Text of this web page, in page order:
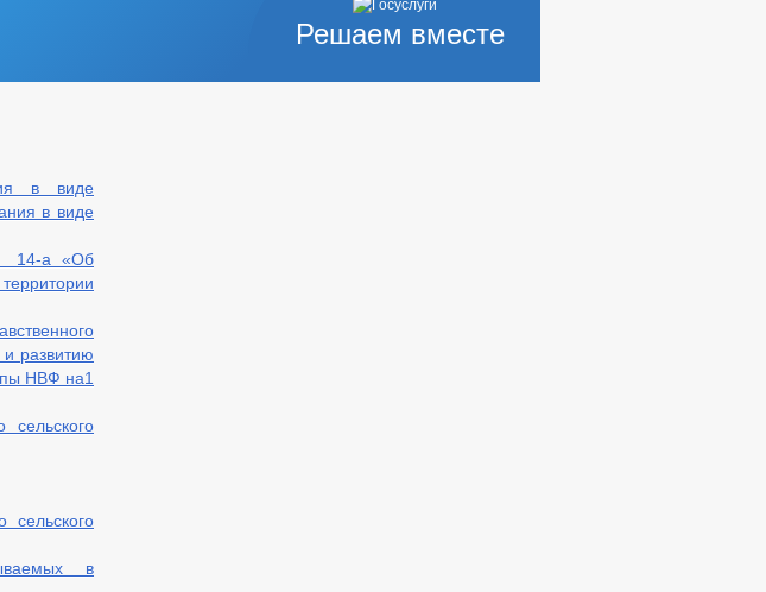
Решаем вместе
в виде
в виде
14-а «Об
развитию
НВФ на1
сельского
сельского
в